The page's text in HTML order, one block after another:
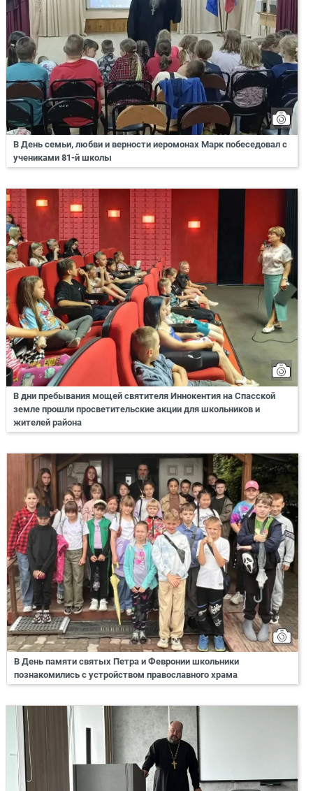
В День семьи, любви и верности иеромонах Марк побеседовал с
учениками 81-й школы
В дни пребывания мощей святителя Иннокентия на Спасской
земле прошли просветительские акции для школьников и
жителей района
В День памяти святых Петра и Февронии школьники
познакомились с устройством православного храма